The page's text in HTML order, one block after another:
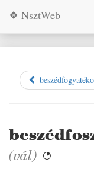
❖ NsztWeb
(vál) 